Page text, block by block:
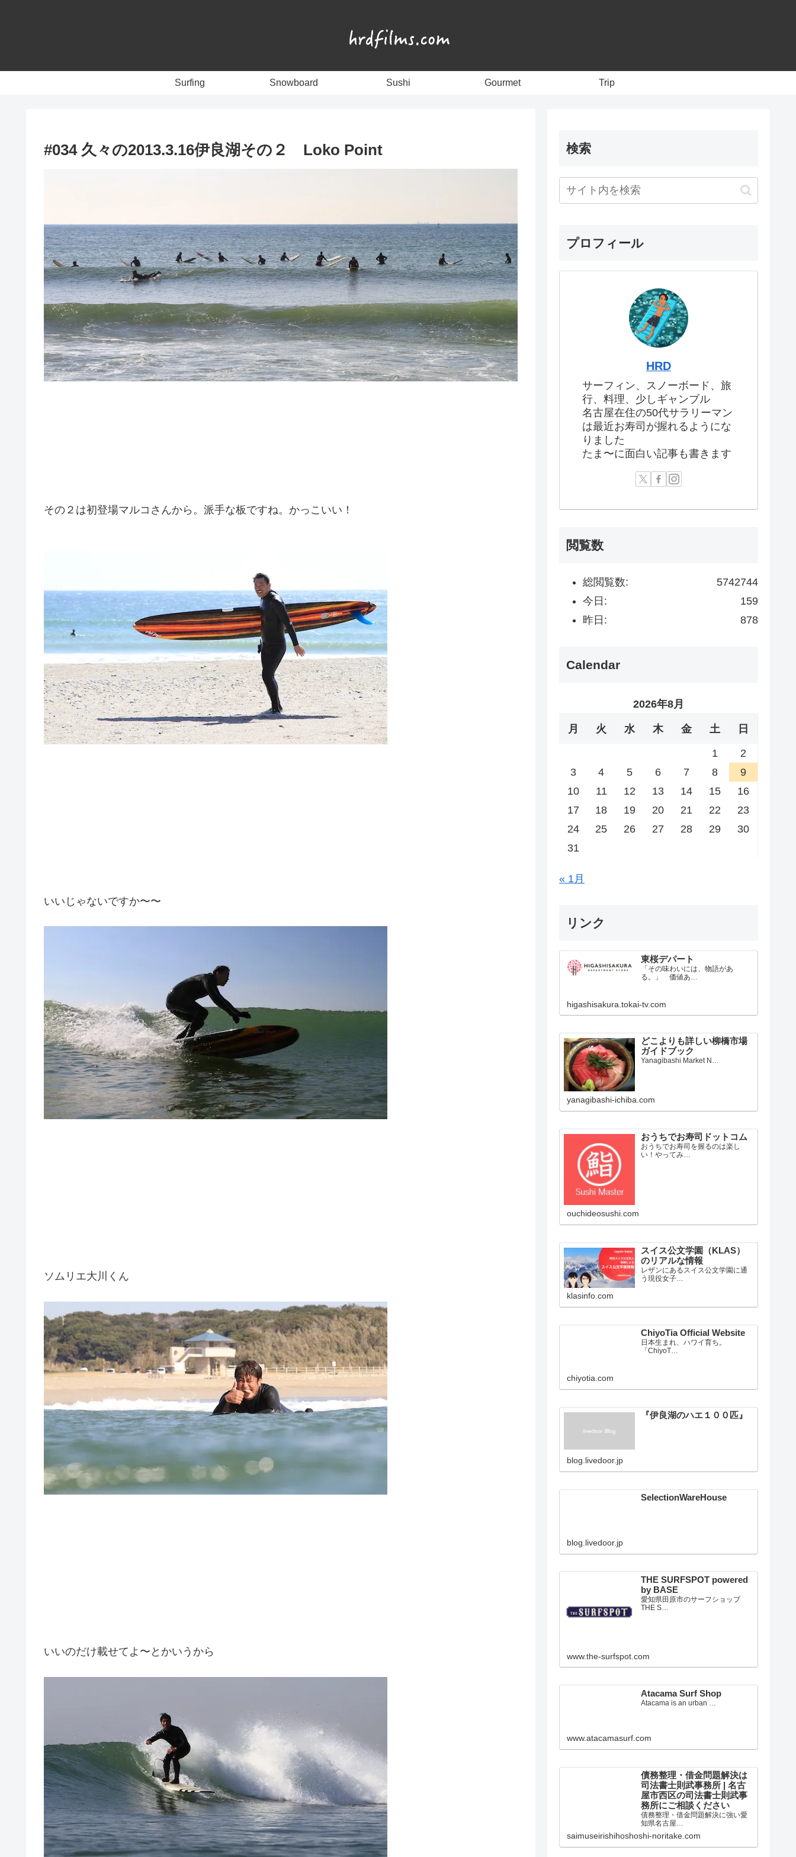
Surfing Snowboard Sushi Gourmet Trip
#034 久々の2013.3.16伊良湖その２ Loko Point
その２は初登場マルコさんから。派手な板ですね。かっこいい！
いいじゃないですか〜〜
ソムリエ大川くん
いいのだけ載せてよ〜とかいうから
検索
プロフィール
HRD
サーフィン、スノーボード、旅
行、料理、少しギャンブル
名古屋在住の50代サラリーマン
は最近お寿司が握れるようにな
りました
たま〜に面白い記事も書きます
閲覧数
5742744
総閲覧数:
159
今日:
878
昨日:
Calendar
2026年8月
月 火 水 木 金 土 日
1
2
3
4 5 6 7 8
9
10
11 12 13 14 15
16
17
18 19 20 21 22
23
24
25 26 27 28 29
30
31
« 1月
リンク
東桜デパート
「その味わいには、物語があ
る。」 価値あ…
higashisakura.tokai-tv.com
どこよりも詳しい柳橋市場
ガイドブック
Yanagibashi Market N…
yanagibashi-ichiba.com
おうちでお寿司ドットコム
おうちでお寿司を握るのは楽し
い！やってみ…
ouchideosushi.com
スイス公文学園（KLAS）
のリアルな情報
レザンにあるスイス公文学園に通
う現役女子…
klasinfo.com
ChiyoTia Official Website
日本生まれ、ハワイ育ち。
「ChiyoT…
chiyotia.com
『伊良湖のハエ１００匹』
blog.livedoor.jp
SelectionWareHouse
blog.livedoor.jp
THE SURFSPOT powered
by BASE
愛知県田原市のサーフショップ
THE S…
www.the-surfspot.com
Atacama Surf Shop
Atacama is an urban …
www.atacamasurf.com
債務整理・借金問題解決は
司法書士則武事務所 | 名古
屋市西区の司法書士則武事
務所にご相談ください
債務整理・借金問題解決に強い愛
知県名古屋…
saimuseirishihoshoshi-noritake.com